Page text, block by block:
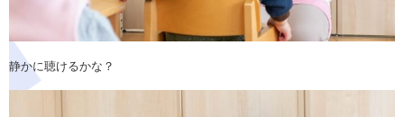
静かに聴けるかな？